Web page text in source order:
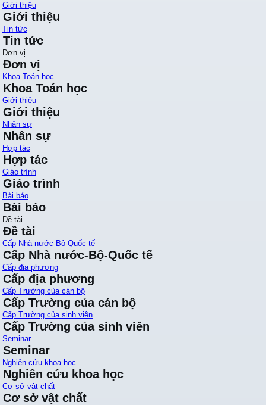
Giới thiệu
Giới thiệu
Tin tức
Tin tức
Đơn vị
Đơn vị
Khoa Toán học
Khoa Toán học
Giới thiệu
Giới thiệu
Nhân sự
Nhân sự
Hợp tác
Hợp tác
Giáo trình
Giáo trình
Bài báo
Bài báo
Đề tài
Đề tài
Cấp Nhà nước-Bộ-Quốc tế
Cấp Nhà nước-Bộ-Quốc tế
Cấp địa phương
Cấp địa phương
Cấp Trường của cán bộ
Cấp Trường của cán bộ
Cấp Trường của sinh viên
Cấp Trường của sinh viên
Seminar
Seminar
Nghiên cứu khoa học
Nghiên cứu khoa học
Cơ sở vật chất
Cơ sở vật chất